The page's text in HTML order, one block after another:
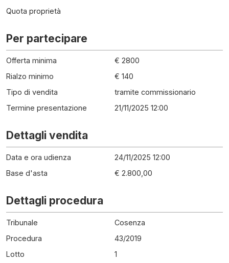
Quota proprietà
Per partecipare
Offerta minima
€ 2800
Rialzo minimo
€ 140
Tipo di vendita
tramite commissionario
Termine presentazione
21/11/2025 12:00
Dettagli vendita
Data e ora udienza
24/11/2025 12:00
Base d'asta
€ 2.800,00
Dettagli procedura
Tribunale
Cosenza
Procedura
43/2019
Lotto
1